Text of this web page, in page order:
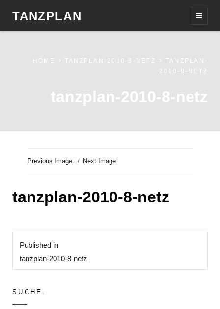
TANZPLAN
HOME TANZPLAN-2010-8-NETZ
TANZPLAN-
2010-8-NETZ
tanzplan-2010-8-netz
Previous Image Next Image
tanzplan-2010-8-netz
Beitragsnavigation
Published in
tanzplan-2010-8-netz
SUCHE: